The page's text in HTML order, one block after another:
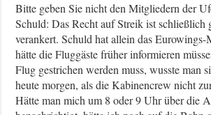
Bitte geben Sie nicht den Mitgliedern der
Schuld: Das Recht auf Streik ist schließlich
verankert. Schuld hat allein das Eurowings-
hätte die Fluggäste früher informieren
Flug gestrichen werden muss, wusste man
heute morgen, als die Kabinencrew nicht
Hätte man mich um 8 oder 9 Uhr über die